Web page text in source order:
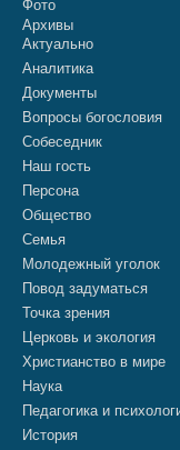
Фото
Архивы
Актуально
Аналитика
Документы
Вопросы богословия
Собеседник
Наш гость
Персона
Общество
Семья
Молодежный уголок
Повод задуматься
Точка зрения
Церковь и экология
Христианство в мире
Наука
Педагогика и
История